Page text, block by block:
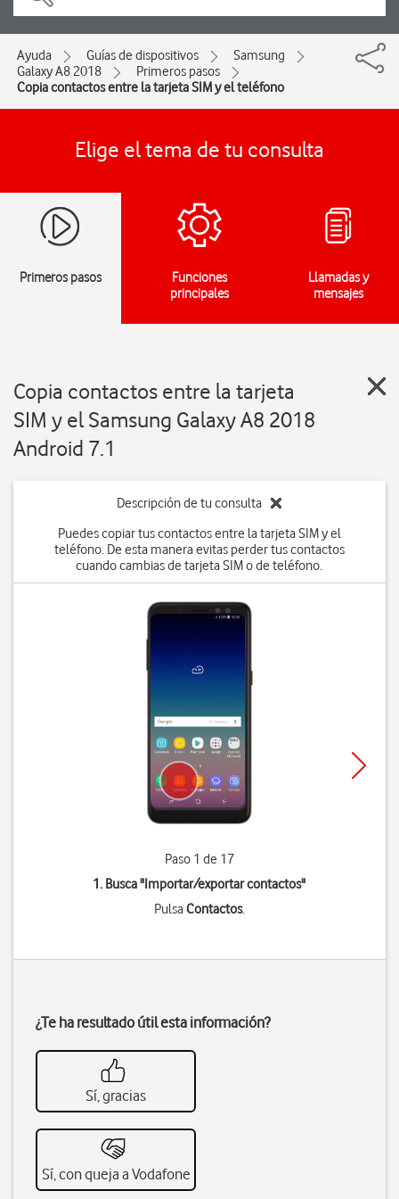
Ayuda Guías de dispositivos
Samsung
Galaxy A8 2018
Primeros pasos
Copia contactos entre la tarjeta SIM y el teléfono
Elige el tema de tu consulta
Primeros pasos
Funciones
principales
Llamadas y
mensajes
Copia contactos entre la tarjeta
SIM y el Samsung Galaxy A8 2018
Android 7.1
Descripción de tu consulta
Puedes copiar tus contactos entre la tarjeta SIM y el
teléfono. De esta manera evitas perder tus contactos
cuando cambias de tarjeta SIM o de teléfono.
Paso 1 de 17
1. Busca "Importar/exportar contactos"
PulsaContactos.
¿Te ha resultado útil esta información?
Sí, gracias
Sí, con queja a Vodafone